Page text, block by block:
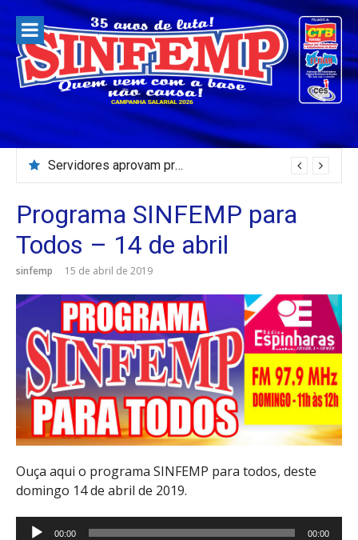
para
conteúdo
Servidores aprovam prestação de contas 2025 e previsão orçamentária para 2027 do SINFEMP
Programa SINFEMP para
Todos – 14 de abril
sinfemp 15 de abril de 2019
Ouça aqui o programa SINFEMP para todos, deste
domingo 14 de abril de 2019.
Tocador00:00 00:00